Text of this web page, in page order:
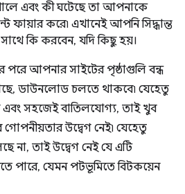
এবং কী ঘটেছে তা আপনাকে
ফায়ার করে৷ এখানেই আপনি সিদ্ধান্ত
সাথে কি করবেন, যদি কিছু হয়।
পরে আপনার সাইটের পৃষ্ঠাগুলি বন্ধ
ডাউনলোড চলতে থাকবে৷ যেহেতু
সহজেই বাতিলযোগ্য, তাই খুব
গোপনীয়তার উদ্বেগ নেই৷ যেহেতু
না, তাই উদ্বেগ নেই যে এটি
পারে, যেমন পটভূমিতে বিটকয়েন